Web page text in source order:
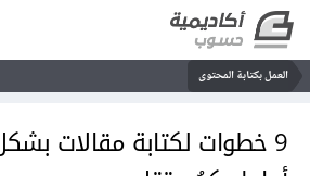
العمل بكتابة المحتوى
9 خطوات لكتابة مقالات